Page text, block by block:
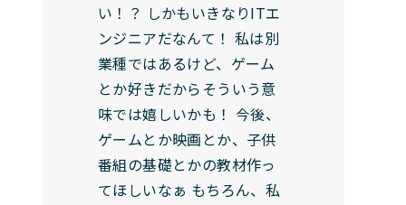
い！？ しかもいきなりITエ
ンジニアだなんて！ 私は別
業種ではあるけど、ゲーム
とか好きだからそういう意
味では嬉しいかも！ 今後、
ゲームとか映画とか、子供
番組の基礎とかの教材作っ
てほしいなぁ もちろん、私